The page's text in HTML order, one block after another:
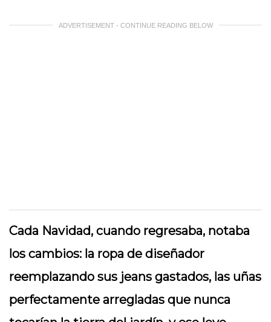
ADVERTISEMENT - CONTINUE READING BELOW
Cada Navidad, cuando regresaba, notaba
los cambios: la ropa de diseñador
reemplazando sus jeans gastados, las uñas
perfectamente arregladas que nunca